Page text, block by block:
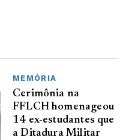
MEMÓRIA
Cerimônia na
FFLCH homenageou
14 ex-estudantes que
a Ditadura Militar